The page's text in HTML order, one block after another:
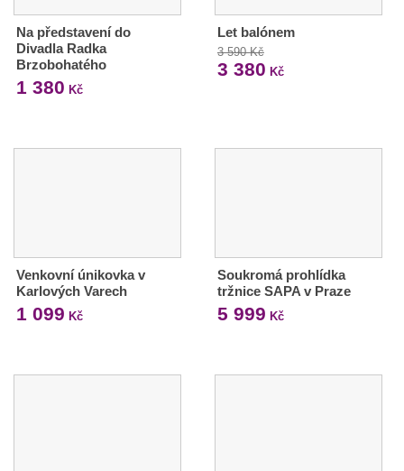
Na představení do
Divadla Radka
Brzobohatého
1 380 Kč
Let balónem
3 590 Kč
3 380 Kč
Venkovní únikovka v
Karlových Varech
1 099 Kč
Soukromá prohlídka
tržnice SAPA v Praze
5 999 Kč